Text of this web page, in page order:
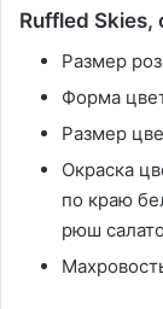
Ruffled
Размер
Форма
Размер
Окраска
по краю
рюш